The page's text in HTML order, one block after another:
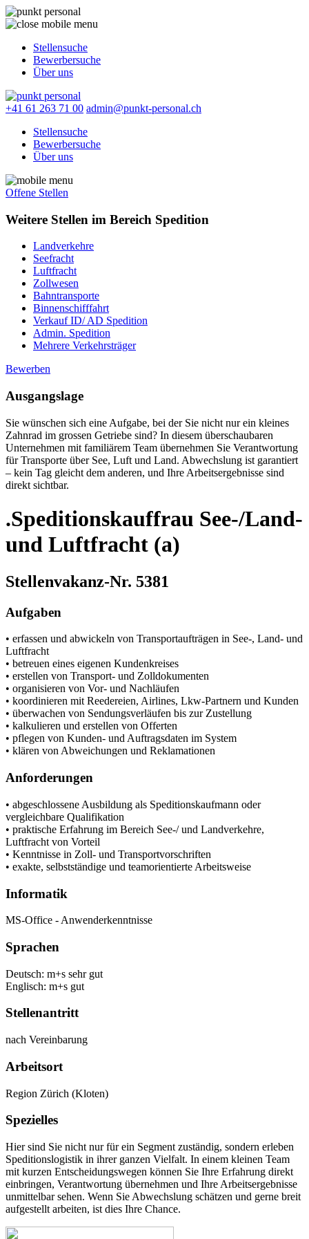
Stellensuche
Bewerbersuche
Über uns
+41 61 263 71 00 admin@punkt-personal.ch
Stellensuche
Bewerbersuche
Über uns
Offene Stellen
Weitere Stellen im Bereich Spedition
Landverkehre
Seefracht
Luftfracht
Zollwesen
Bahntransporte
Binnenschifffahrt
Verkauf ID/ AD Spedition
Admin. Spedition
Mehrere Verkehrsträger
Bewerben
Ausgangslage
Sie wünschen sich eine Aufgabe, bei der Sie nicht nur ein kleines
Zahnrad im grossen Getriebe sind? In diesem überschaubaren
Unternehmen mit familiärem Team übernehmen Sie Verantwortung
für Transporte über See, Luft und Land. Abwechslung ist garantiert
– kein Tag gleicht dem anderen, und Ihre Arbeitsergebnisse sind
direkt sichtbar.
.Speditionskauffrau See-/Land-
und Luftfracht (a)
Stellenvakanz-Nr. 5381
Aufgaben
• erfassen und abwickeln von Transportaufträgen in See-, Land- und
Luftfracht
• betreuen eines eigenen Kundenkreises
• erstellen von Transport- und Zolldokumenten
• organisieren von Vor- und Nachläufen
• koordinieren mit Reedereien, Airlines, Lkw-Partnern und Kunden
• überwachen von Sendungsverläufen bis zur Zustellung
• kalkulieren und erstellen von Offerten
• pflegen von Kunden- und Auftragsdaten im System
• klären von Abweichungen und Reklamationen
Anforderungen
• abgeschlossene Ausbildung als Speditionskaufmann oder
vergleichbare Qualifikation
• praktische Erfahrung im Bereich See-/ und Landverkehre,
Luftfracht von Vorteil
• Kenntnisse in Zoll- und Transportvorschriften
• exakte, selbstständige und teamorientierte Arbeitsweise
Informatik
MS-Office - Anwenderkenntnisse
Sprachen
Deutsch: m+s sehr gut
Englisch: m+s gut
Stellenantritt
nach Vereinbarung
Arbeitsort
Region Zürich (Kloten)
Spezielles
Hier sind Sie nicht nur für ein Segment zuständig, sondern erleben
Speditionslogistik in ihrer ganzen Vielfalt. In einem kleinen Team
mit kurzen Entscheidungswegen können Sie Ihre Erfahrung direkt
einbringen, Verantwortung übernehmen und Ihre Arbeitsergebnisse
unmittelbar sehen. Wenn Sie Abwechslung schätzen und gerne breit
aufgestellt arbeiten, ist dies Ihre Chance.